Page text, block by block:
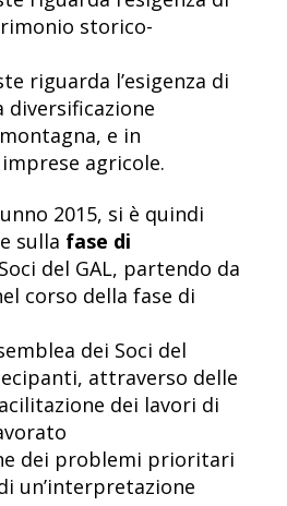
storico-
riguarda l’esigenza di
diversificazione
e in
agricole.
2015, si è quindi
sulla fase di
del GAL, partendo da
corso della fase di
dei Soci del
attraverso delle
dei lavori di
dei problemi prioritari
un’interpretazione